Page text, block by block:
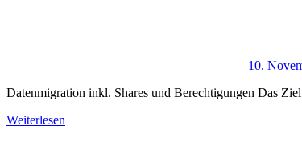
10.
Datenmigration inkl. Shares und Berechtigungen Das
Weiterlesen